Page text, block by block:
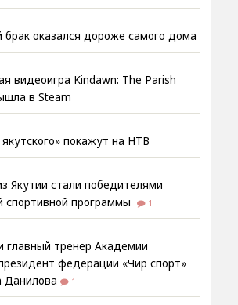
брак оказался дороже самого дома
видеоигра Kindawn: The Parish
в Steam
покажут на НТВ
Якутии стали победителями
спортивной программы
1
главный тренер Академии
федерации «Чир спорт»
Данилова
1